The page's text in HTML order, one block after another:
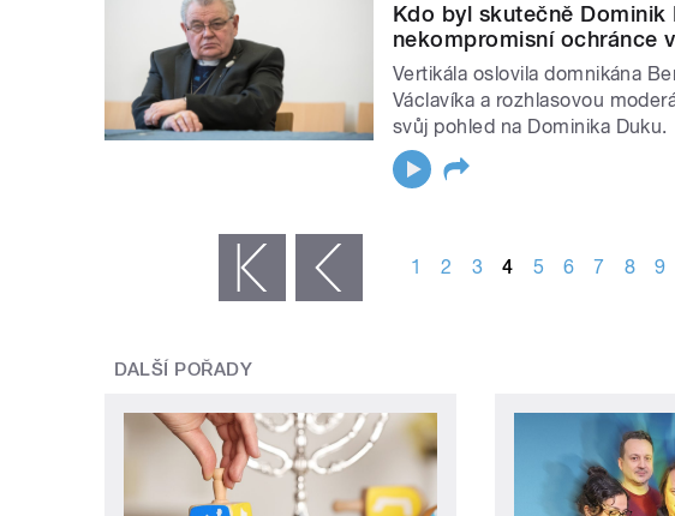
Kdo byl skutečně Dominik
nekompromisní ochránce
Vertikála oslovila domnikána
Václavíka a rozhlasovou
svůj pohled na Dominika Duku.
‹ předchozí 1 2 3 4 5 6 7 8 9
DALŠÍ POŘADY